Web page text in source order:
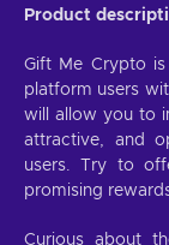
Product
Gift Me Crypto
platform users
will allow you to
attractive, and
users. Try to
promising
Curious about